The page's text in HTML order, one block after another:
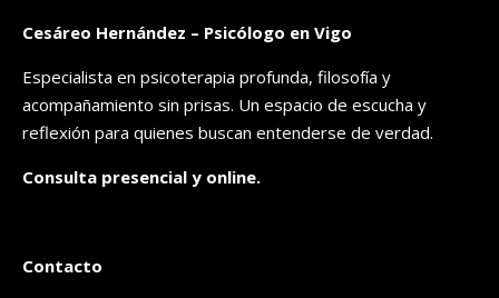
Cesáreo Hernández – Psicólogo en Vigo
Especialista en psicoterapia profunda, filosofía y
acompañamiento sin prisas. Un espacio de escucha y
reflexión para quienes buscan entenderse de verdad.
Consulta presencial y online.
Contacto